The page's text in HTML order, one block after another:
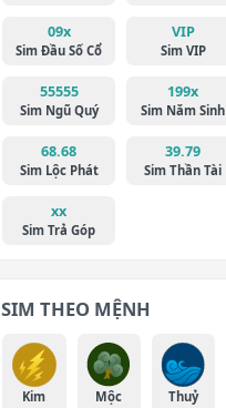
09x
Sim Đầu Số Cổ
VIP
Sim VIP
55555
Sim Ngũ Quý
199x
Sim Năm Sinh
68.68
Sim Lộc Phát
39.79
Sim Thần Tài
xx
Sim Trả Góp
SIM THEO MỆNH
Kim Mộc Thuỷ